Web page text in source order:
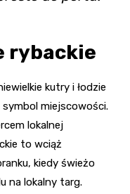
rybackie
kutry i łodzie
miejscowości.
lokalnej
to wciąż
kiedy świeżo
na lokalny targ.